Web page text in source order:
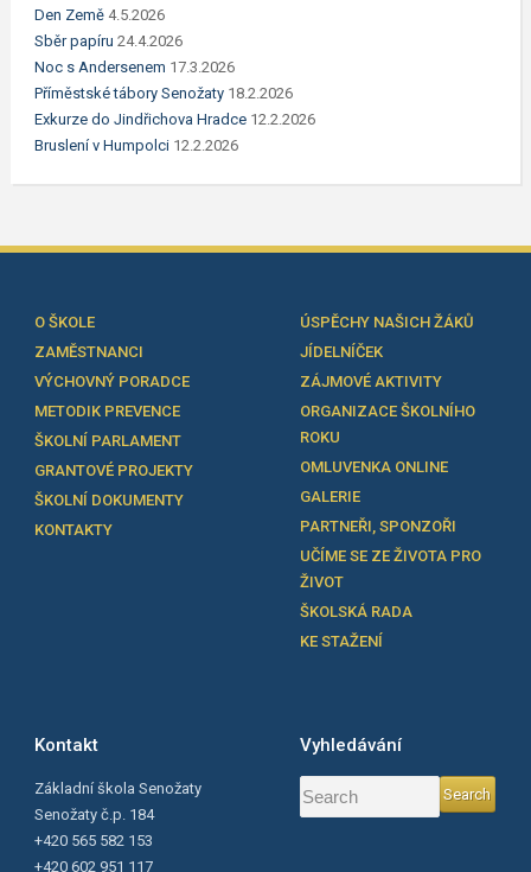
Den Země 4.5.2026
Sběr papíru 24.4.2026
Noc s Andersenem 17.3.2026
Příměstské tábory Senožaty 18.2.2026
Exkurze do Jindřichova Hradce 12.2.2026
Bruslení v Humpolci 12.2.2026
O ŠKOLE
ZAMĚSTNANCI
VÝCHOVNÝ PORADCE
METODIK PREVENCE
ŠKOLNÍ PARLAMENT
GRANTOVÉ PROJEKTY
ŠKOLNÍ DOKUMENTY
KONTAKTY
ÚSPĚCHY NAŠICH ŽÁKŮ
JÍDELNÍČEK
ZÁJMOVÉ AKTIVITY
ORGANIZACE ŠKOLNÍHO
ROKU
OMLUVENKA ONLINE
GALERIE
PARTNEŘI, SPONZOŘI
UČÍME SE ZE ŽIVOTA PRO
ŽIVOT
ŠKOLSKÁ RADA
KE STAŽENÍ
Kontakt
Základní škola Senožaty
Senožaty č.p. 184
+420 565 582 153
+420 602 951 117
Vyhledávání